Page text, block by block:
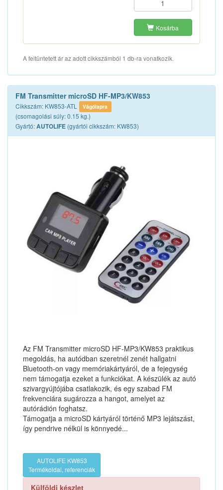
Kosárba
A feltüntetett ár az adott cikkszámból 1 db-ra vonatkozik.
FM Transmitter microSD HF-MP3/KW853
Cikkszám: KW853-ATL Vágólapra
(csomagolási súly: 0.15 kg.)
Gyártó:AUTOLIFE (gyártói cikkszám: KW853)
Az FM Transmitter microSD HF-MP3/KW853 praktikus
megoldás, ha autódban szeretnél zenét hallgatni
Bluetooth-on vagy memóriakártyáról, de a fejegység
nem támogatja ezeket a funkciókat. A készülék az autó
szivargyújtójába csatlakozik, és egy szabad FM
frekvenciára sugározza a hangot, amelyet az
autórádión foghatsz.
Támogatja a microSD kártyáról történő MP3 lejátszást,
így pendrive nélkül is könnyedé...
AUTOLIFE KW853
Termékoldal, referenciák
Külföldi készlet